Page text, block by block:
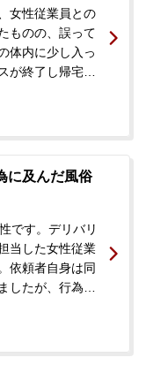
女性従業員との
ものの、誤って
体内に少し入っ
が終了し帰宅し
で店に来てほし
応について弁護
に及んだ風俗
です。デリバリ
当した女性従業
依頼者自身は同
したが、行為
「今後のことを